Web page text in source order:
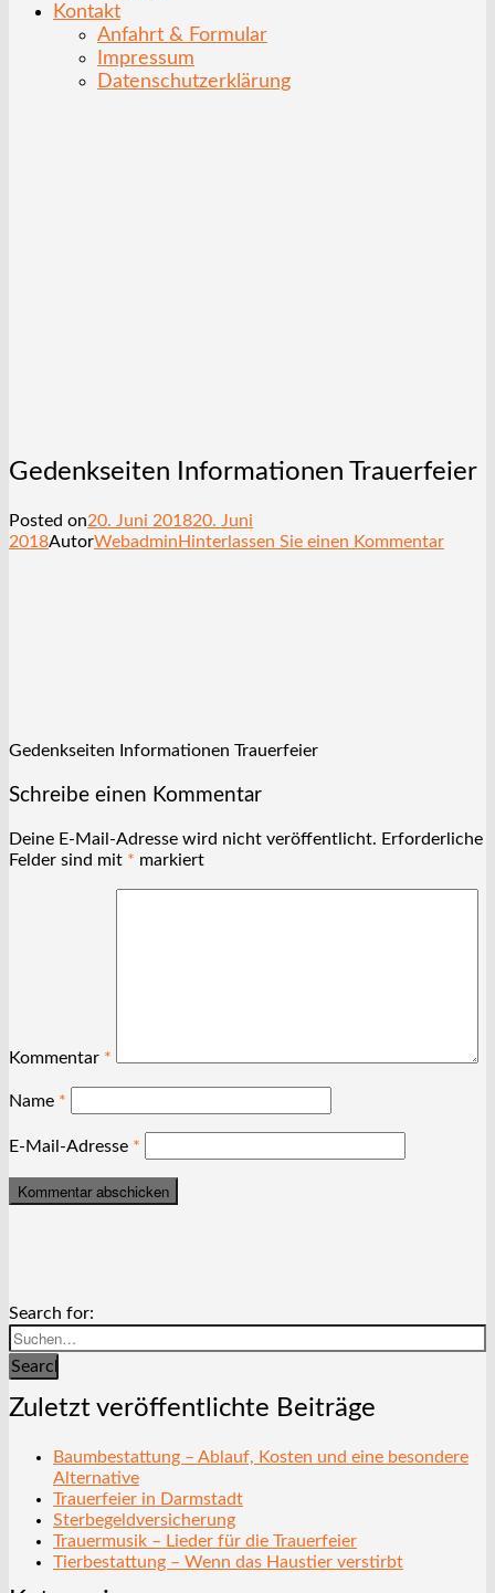
Kontakt
Anfahrt & Formular
Impressum
Datenschutzerklärung
Gedenkseiten Informationen Trauerfeier
Posted on20. Juni 201820. Juni
2018AutorWebadmin Hinterlassen Sie einen Kommentar
Gedenkseiten Informationen Trauerfeier
Schreibe einen Kommentar
Deine E-Mail-Adresse wird nicht veröffentlicht. Erforderliche
Felder sind mit * markiert
Kommentar *
Name *
E-Mail-Adresse *
Search for:
Search
Zuletzt veröffentlichte Beiträge
Baumbestattung – Ablauf, Kosten und eine besondere
Alternative
Trauerfeier in Darmstadt
Sterbegeldversicherung
Trauermusik – Lieder für die Trauerfeier
Tierbestattung – Wenn das Haustier verstirbt